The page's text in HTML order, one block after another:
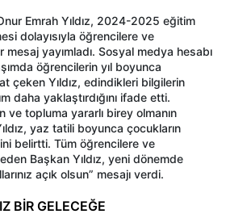
Emrah Yıldız, 2024-2025 eğitim
dolayısıyla öğrencilere ve
yayımladı. Sosyal medya hesabı
öğrencilerin yıl boyunca
çeken Yıldız, edindikleri bilgilerin
daha yaklaştırdığını ifade etti.
ve topluma yararlı birey olmanın
yaz tatili boyunca çocukların
belirtti. Tüm öğrencilere ve
Başkan Yıldız, yeni dönemde
açık olsun” mesajı verdi.
BİR GELECEĞE